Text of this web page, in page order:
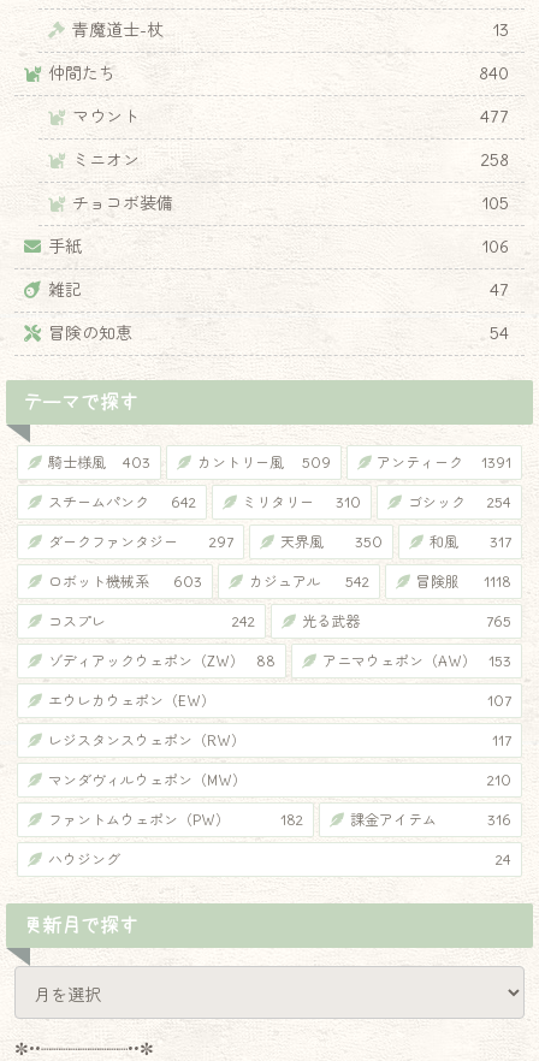
青魔道士-杖
13
仲間たち
840
マウント
477
ミニオン
258
チョコボ装備
105
手紙
106
雑記
47
冒険の知恵
54
テーマで探す
騎士様風 403 カントリー風 509 アンティーク 1391
スチームパンク 642 ミリタリー 310 ゴシック 254
ダークファンタジー 297 天界風 350 和風 317
ロボット機械系 603 カジュアル 542 冒険服 1118
コスプレ 242 光る武器 765
ゾディアックウェポン（ZW） 88 アニマウェポン（AW） 153
エウレカウェポン（EW） 107
レジスタンスウェポン（RW） 117
マンダヴィルウェポン（MW） 210
ファントムウェポン（PW） 182 課金アイテム 316
ハウジング 24
更新月で探す
✼••┈┈┈┈┈┈┈┈┈••✼